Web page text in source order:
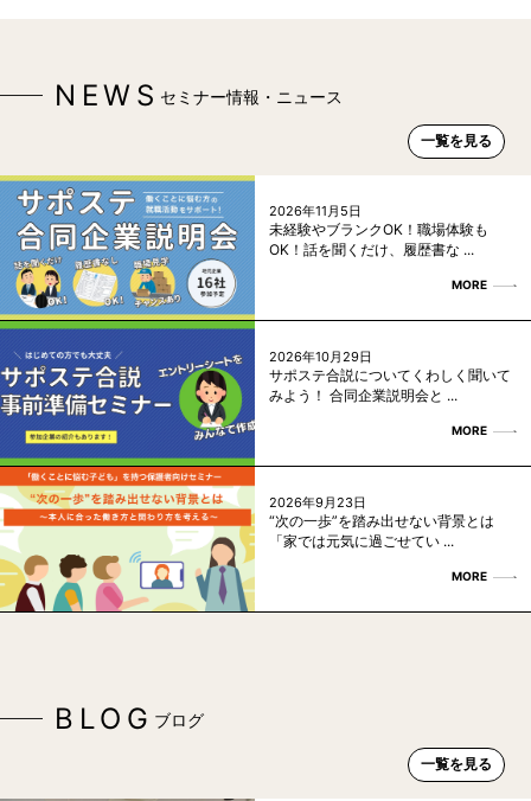
NEWS セミナー情報・ニュース
一覧を見る
2026年11月5日
未経験やブランクOK！職場体験も
OK！話を聞くだけ、履歴書な ...
MORE
2026年10月29日
サポステ合説についてくわしく聞いて
みよう！ 合同企業説明会と ...
MORE
2026年9月23日
“次の一歩”を踏み出せない背景とは
「家では元気に過ごせてい ...
MORE
BLOG ブログ
一覧を見る